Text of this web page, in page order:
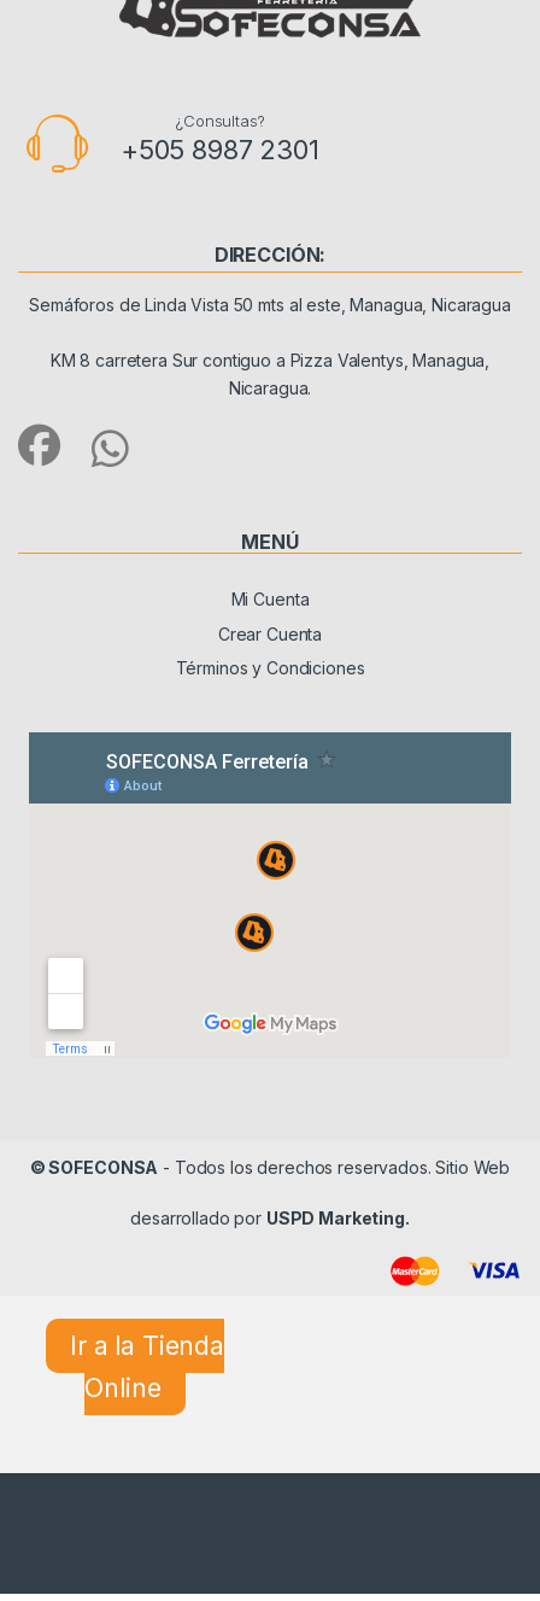
¿Consultas?
+505 8987 2301
DIRECCIÓN:
Semáforos de Linda Vista 50 mts al este, Managua, Nicaragua
KM 8 carretera Sur contiguo a Pizza Valentys, Managua,
Nicaragua.
MENÚ
Mi Cuenta
Crear Cuenta
Términos y Condiciones
© SOFECONSA - Todos los derechos reservados. Sitio Web
desarrollado por USPD Marketing.
Ir a la Tienda
Online